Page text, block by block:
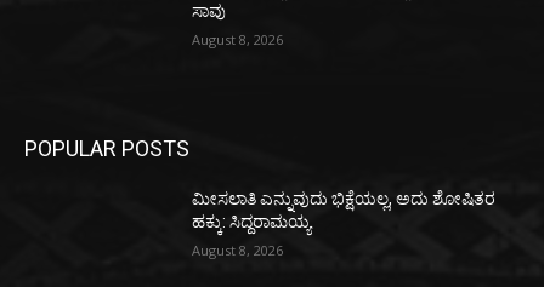
ಸಾವು
August 8, 2026
POPULAR POSTS
ಮೀಸಲಾತಿ ಎನ್ನುವುದು ಭಿಕ್ಷೆಯಲ್ಲ, ಅದು ಶೋಷಿತರ
ಹಕ್ಕು: ಸಿದ್ದರಾಮಯ್ಯ
August 8, 2026